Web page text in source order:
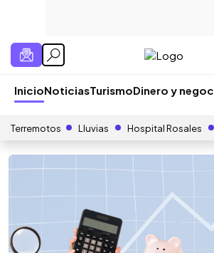
InicioNoticiasTurismoDinero y
Terremotos Lluvias Hospital Rosales